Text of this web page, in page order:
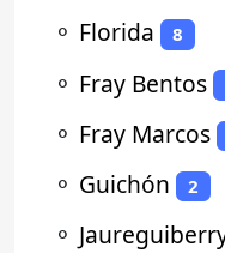
⚬ Florida 8
⚬ Fray Bentos
⚬ Fray Marcos
⚬ Guichón 2
⚬